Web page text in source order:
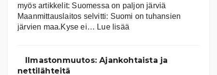
myös artikkelit: Suomessa on pal­jon jär­viä
Maanmittauslaitos selvitti: Suomi on tuhansien
järvien maa.Kyse ei… Lue lisää
ja
Ilmastonmuutos: Ajankohtaista ja
nettilähteitä